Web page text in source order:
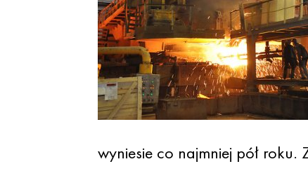
wyniesie co najmniej pół